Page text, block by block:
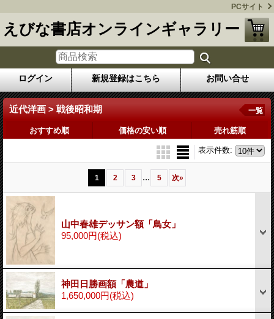
PCサイト
えびな書店オンラインギャラリー
ログイン 新規登録はこちら お問い合せ
近代洋画 > 戦後昭和期 一覧
おすすめ順 価格の安い順 売れ筋順
表示件数:
1 2 3 ... 5 次»
山中春雄デッサン額「鳥女」
95,000円(税込)
神田日勝画額「農道」
1,650,000円(税込)